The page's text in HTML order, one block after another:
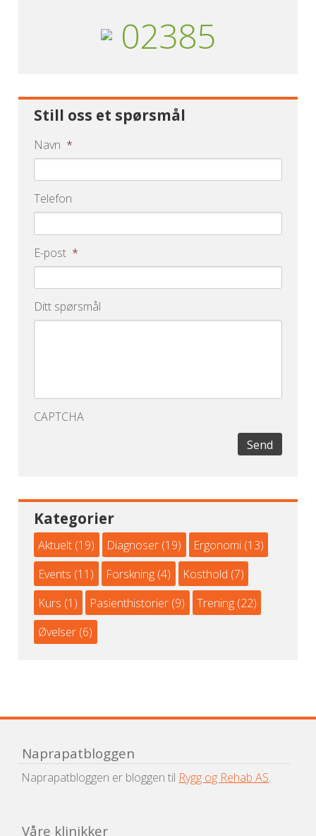
02385
Still oss et spørsmål
Navn *
Telefon
E-post *
Ditt spørsmål
CAPTCHA
Send
Kategorier
Aktuelt (19) Diagnoser (19) Ergonomi(13)
Events (11) Forskning (4) Kosthold (7)
Kurs (1) Pasienthistorier (9) Trening(22)
Øvelser (6)
Naprapatbloggen
Naprapatbloggen er bloggen til Rygg og Rehab AS.
Våre klinikker